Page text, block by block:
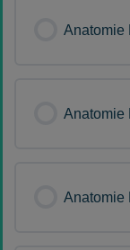
Anatomie
Anatomie
Anatomie